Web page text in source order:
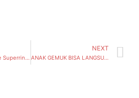
Sunat Bayi Metode Superring, Aman Pemakaian Popok 24 Jam, Di Mitra Sunatan ( Gayungan, Kecamatan Gayungan) Surabaya
NEXT
ANAK GEMUK BISA LANGSUNG SUNAT, TANPA PERLU DIET DAN TERAPI HORMON TERLEBIH DAHULU – Mitrasunatan ( Simomulyo, Kecamatan Sukomanunggal) Surabaya